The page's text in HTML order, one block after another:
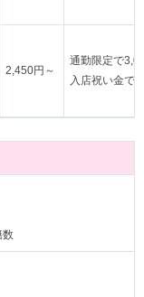
2,450円～
通勤限定で
入店祝い金で
数